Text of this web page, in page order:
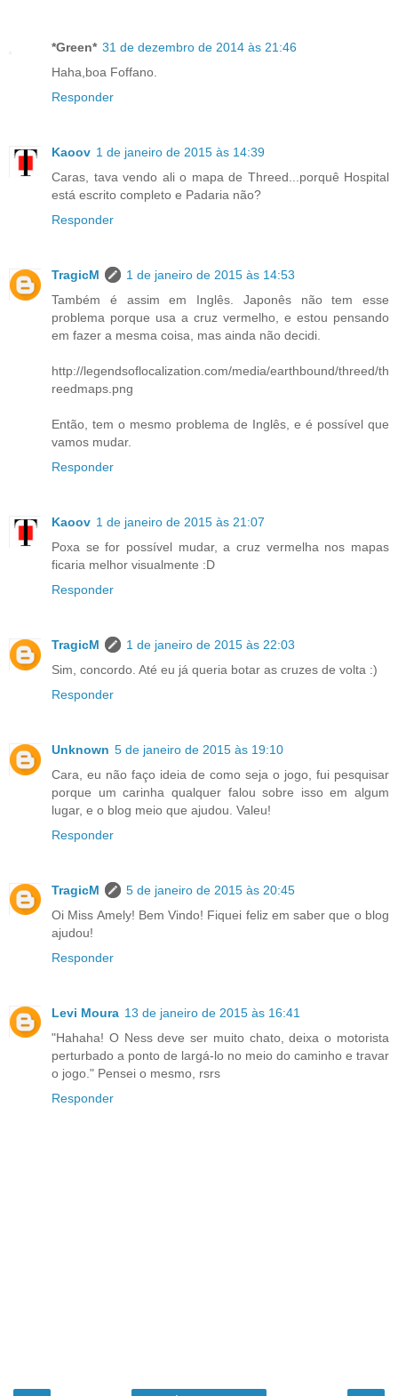
*Green* 31 de dezembro de 2014 às 21:46
Haha,boa Foffano.
Responder
Kaoov 1 de janeiro de 2015 às 14:39
Caras, tava vendo ali o mapa de Threed...porquê Hospital
está escrito completo e Padaria não?
Responder
TragicM
1 de janeiro de 2015 às 14:53
Também é assim em Inglês. Japonês não tem esse
problema porque usa a cruz vermelho, e estou pensando
em fazer a mesma coisa, mas ainda não decidi.
http://legendsoflocalization.com/media/earthbound/threed/th
reedmaps.png
Então, tem o mesmo problema de Inglês, e é possível que
vamos mudar.
Responder
Kaoov 1 de janeiro de 2015 às 21:07
Poxa se for possível mudar, a cruz vermelha nos mapas
ficaria melhor visualmente :D
Responder
TragicM
1 de janeiro de 2015 às 22:03
Sim, concordo. Até eu já queria botar as cruzes de volta :)
Responder
Unknown 5 de janeiro de 2015 às 19:10
Cara, eu não faço ideia de como seja o jogo, fui pesquisar
porque um carinha qualquer falou sobre isso em algum
lugar, e o blog meio que ajudou. Valeu!
Responder
TragicM
5 de janeiro de 2015 às 20:45
Oi Miss Amely! Bem Vindo! Fiquei feliz em saber que o blog
ajudou!
Responder
Levi Moura 13 de janeiro de 2015 às 16:41
"Hahaha! O Ness deve ser muito chato, deixa o motorista
perturbado a ponto de largá-lo no meio do caminho e travar
o jogo." Pensei o mesmo, rsrs
Responder